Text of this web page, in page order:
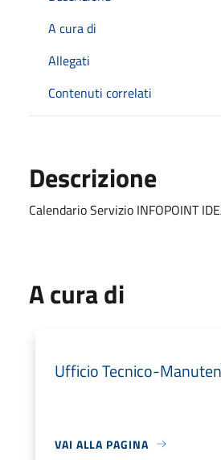
A cura di
Allegati
Contenuti correlati
Descrizione
Calendario Servizio INFOPOINT
A cura di
Ufficio Tecnico-
VAI ALLA PAGINA